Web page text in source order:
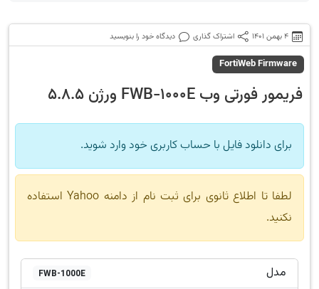
4 بهمن 1401 اشتراک گذاری دیدگاه خود را بنویسید
FortiWeb Firmware
فریمور فورتی وب FWB-1000E ورژن 5.8.5
برای دانلود فایل با حساب کاربری خود وارد شوید.
لطفا تا اطلاع ثانوی برای ثبت نام از دامنه Yahoo استفاده
نکنید.
مدل FWB-1000E